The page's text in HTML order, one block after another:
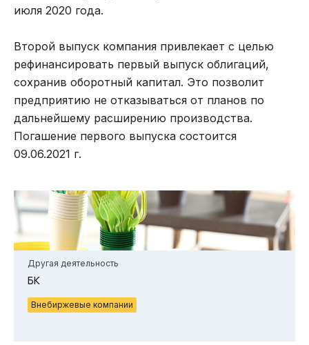
июля 2020 года.
Второй выпуск компания привлекает с целью
рефинансировать первый выпуск облигаций,
сохранив оборотный капитал. Это позволит
предприятию не отказываться от планов по
дальнейшему расширению производства.
Погашение первого выпуска состоится
09.06.2021 г.
Другая деятельность
БК
Внебиржевые компании